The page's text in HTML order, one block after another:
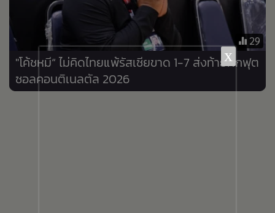
กองทุนรวม
•
Celeb Online
Factcheck
ญี่ปุ่น
News1
29
"โค้ชหมี“ ไม่คิดไทยแพ้รัสเซียขาด 1-7 ส่งท้ายศึกฟุต
ซอลคอนติเนลตัล 2026
x